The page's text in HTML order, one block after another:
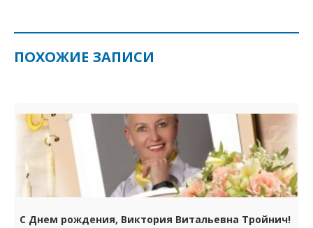
ПОХОЖИЕ ЗАПИСИ
С Днем рождения, Виктория Витальевна Тройнич!